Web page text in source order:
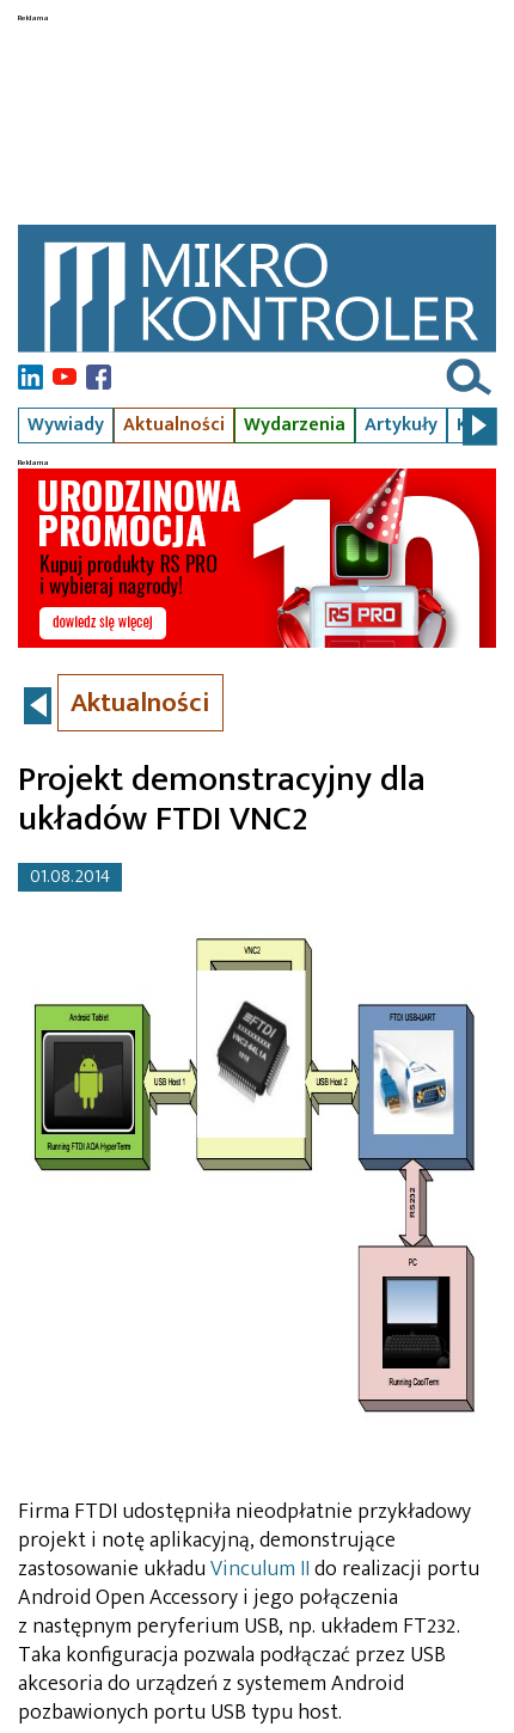
Wywiady Aktualności Wydarzenia Artykuły Kursy
Aktualności
Projekt demonstracyjny dla
układów FTDI VNC2
01.08.2014
Firma FTDI udostępniła nieodpłatnie przykładowy
projekt i notę aplikacyjną, demonstrujące
zastosowanie układuVinculum IIdo realizacji portu
Android Open Accessory i jego połączenia
z następnym peryferium USB, np. układem FT232.
Taka konfiguracja pozwala podłączać przez USB
akcesoria do urządzeń z systemem Android
pozbawionych portu USB typu host.